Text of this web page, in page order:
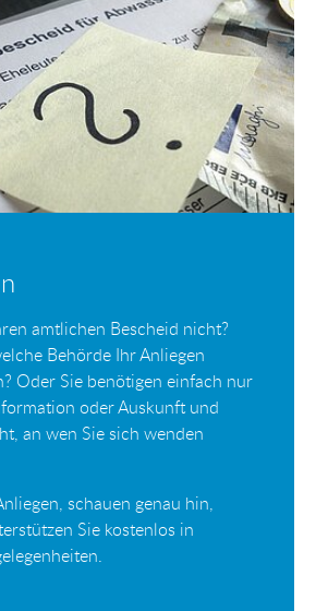
amtlichen Bescheid nicht?
Behörde Ihr Anliegen
Oder Sie benötigen einfach nur
oder Auskunft und
an wen Sie sich wenden
schauen genau hin,
Sie kostenlos in